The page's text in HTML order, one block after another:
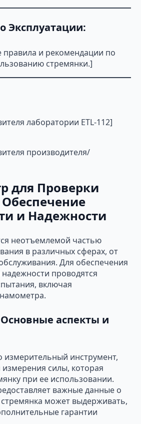
Эксплуатации:
правила и рекомендации по
стремянки.]
лаборатории ETL-112]
производителя/
для Проверки
и Надежности
неотъемлемой частью
в различных сферах, от
Для обеспечения
проводятся
включая
аспекты и
инструмент,
силы, которая
при ее использовании.
важные данные о
стремянка может выдерживать,
гарантии